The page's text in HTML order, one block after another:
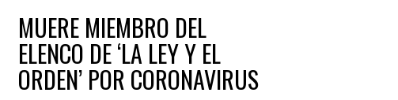
MUERE MIEMBRO DEL
ELENCO DE ‘LA LEY Y EL
ORDEN’ POR CORONAVIRUS